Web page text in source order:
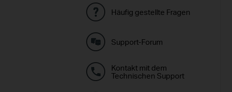
Häufig gestellte Fragen
Support-Forum
Kontakt mit dem
Technischen Support